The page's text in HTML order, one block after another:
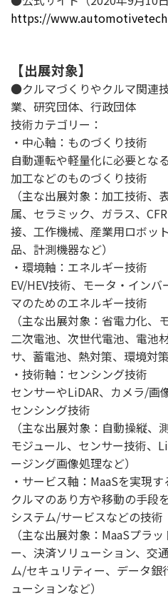
https://
【出展対象】
●クルマづくりやクルマ関連
業、研究団体、行政団体
技術カテゴリー：
・中心軸：ものづくり技術
自動運転や軽量化に必要とな
加工などのものづくり技術
（主な出展対象：加工技術
属、セラミック、ガラス、
接、工作機械、産業用ロボッ
品、計測機器など）
・環境軸：エネルギー技術
EV/HEV技術、モータ・イン
マのためのエネルギー技術
（主な出展対象：省電力化、
二次電池、次世代電池、電池
サ、蓄電池、熱対策、環境対策
・技術軸：センシング技術
センサーやLiDAR、カメラ/画
センシング技術
（主な出展対象：自動操縦
モジュール、センサー技術、
ージング画像処理など）
・サービス軸：MaaSを実現す
クルマのあり方や移動の手段
システム/サービスなどの技術
（主な出展対象：MaaSプラ
ー、決済ソリューション、交
ム/セキュリティー、データ
ューションなど）